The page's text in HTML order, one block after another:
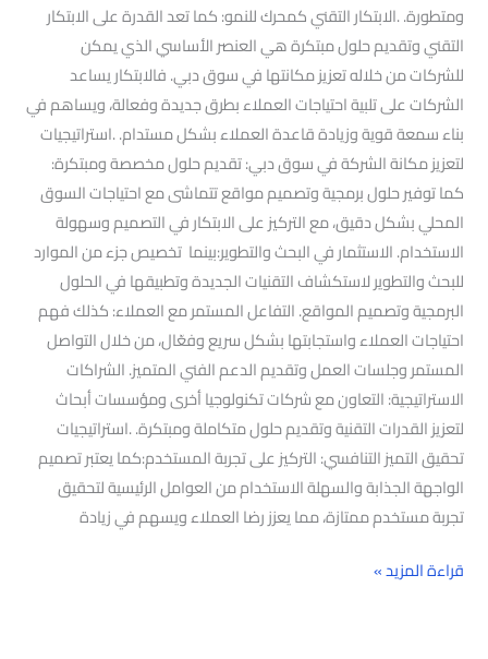
ومتطورة. .الابتكار التقني كمحرك للنمو: كما تعد القدرة على الابتكار
التقني وتقديم حلول مبتكرة هي العنصر الأساسي الذي يمكن
للشركات من خلاله تعزيز مكانتها في سوق دبي. فالابتكار يساعد
الشركات على تلبية احتياجات العملاء بطرق جديدة وفعالة، ويساهم في
بناء سمعة قوية وزيادة قاعدة العملاء بشكل مستدام. .استراتيجيات
لتعزيز مكانة الشركة في سوق دبي: تقديم حلول مخصصة ومبتكرة:
كما توفير حلول برمجية وتصميم مواقع تتماشى مع احتياجات السوق
المحلي بشكل دقيق، مع التركيز على الابتكار في التصميم وسهولة
الاستخدام. الاستثمار في البحث والتطوير:بينما تخصيص جزء من الموارد
للبحث والتطوير لاستكشاف التقنيات الجديدة وتطبيقها في الحلول
البرمجية وتصميم المواقع. التفاعل المستمر مع العملاء: كذلك فهم
احتياجات العملاء واستجابتها بشكل سريع وفعّال، من خلال التواصل
المستمر وجلسات العمل وتقديم الدعم الفني المتميز. الشراكات
الاستراتيجية: التعاون مع شركات تكنولوجيا أخرى ومؤسسات أبحاث
لتعزيز القدرات التقنية وتقديم حلول متكاملة ومبتكرة. .استراتيجيات
تحقيق التميز التنافسي: التركيز على تجربة المستخدم:كما يعتبر تصميم
الواجهة الجذابة والسهلة الاستخدام من العوامل الرئيسية لتحقيق
تجربة مستخدم ممتازة، مما يعزز رضا العملاء ويسهم في زيادة
قراءة المزيد »